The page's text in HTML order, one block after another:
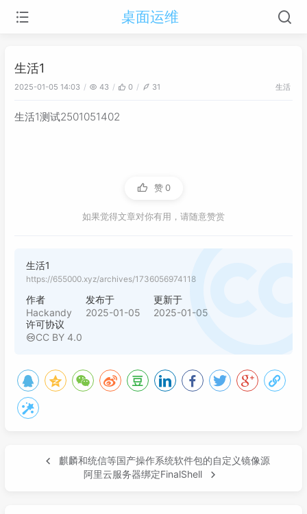
桌面运维
生活1
2025-01-05 14:03 43 0 31 生活
生活1测试2501051402
赞 0
如果觉得文章对你有用，请随意赞赏
生活1
https://655000.xyz/archives/1736056974118
作者
Hackandy
发布于
2025-01-05
更新于
2025-01-05
许可协议
CC BY 4.0
麒麟和统信等国产操作系统软件包的自定义镜像源
阿里云服务器绑定FinalShell